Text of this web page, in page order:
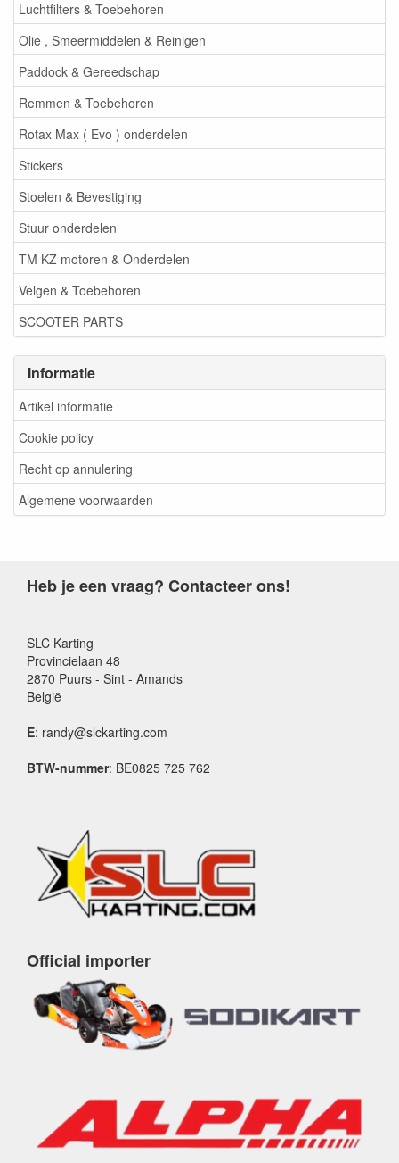
Luchtfilters & Toebehoren
Olie , Smeermiddelen & Reinigen
Paddock & Gereedschap
Remmen & Toebehoren
Rotax Max ( Evo ) onderdelen
Stickers
Stoelen & Bevestiging
Stuur onderdelen
TM KZ motoren & Onderdelen
Velgen & Toebehoren
SCOOTER PARTS
Informatie
Artikel informatie
Cookie policy
Recht op annulering
Algemene voorwaarden
Heb je een vraag? Contacteer ons!
SLC Karting
Provincielaan 48
2870 Puurs - Sint - Amands
België
E: randy@slckarting.com
BTW-nummer: BE0825 725 762
Official importer